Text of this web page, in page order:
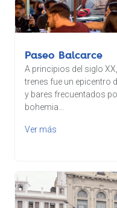
Paseo Balcarce
A principios del siglo
trenes fue un epicentro
y bares frecuentados
bohemia...
Ver más